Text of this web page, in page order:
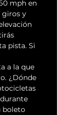
mph en
giros y
pista. Si
a la que
¿Dónde
boleto